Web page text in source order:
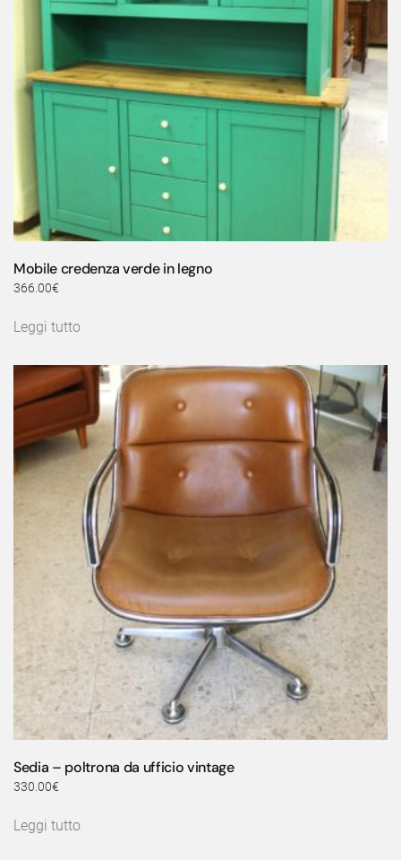
Mobile credenza verde in legno
366.00€
Leggi tutto
Sedia – poltrona da ufficio vintage
330.00€
Leggi tutto